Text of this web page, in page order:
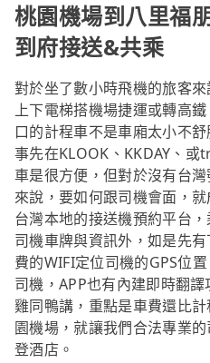
桃園機場到八里福
到府接送&共乘
對於坐了數小時飛機的旅客
上下電梯搭機場捷運或轉高
口的計程車不是車廂太小不
事先在KLOOK、KKDAY、
車是很方便，但對於沒有台
來說，要如何跟司機會面，
台灣本地的接送機預約平台
司機車牌與資訊外，如是先
費的WIFI定位司機的GPS位
司機，APP也有內建即時翻
雞同鴨講，重點是車費還比
園機場，就讓我們合法專業
登酒店。